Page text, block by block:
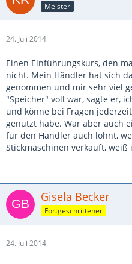
Meister
24. Juli 2014
Einen Einführungskurs, den
nicht. Mein Händler hat sich
genommen und mir sehr viel
"Speicher" voll war, sagte er,
und könne bei Fragen
genutzt habe. War aber auch
für den Händler auch lohnt,
Stickmaschinen verkauft, weiß
Gisela Becker
Fortgeschrittener
24. Juli 2014